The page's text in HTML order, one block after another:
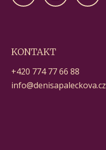
KONTAKT
+420 774 77 66 88
info@denisapaleckova.cz